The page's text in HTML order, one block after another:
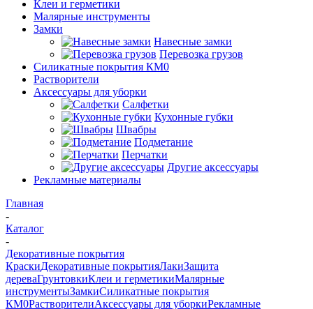
Клеи и герметики
Малярные инструменты
Замки
Навесные замки
Перевозка грузов
Силикатные покрытия КМ0
Растворители
Аксессуары для уборки
Салфетки
Кухонные губки
Швабры
Подметание
Перчатки
Другие аксессуары
Рекламные материалы
Главная
-
Каталог
-
Декоративные покрытия
КраскиДекоративные покрытияЛакиЗащита
дереваГрунтовкиКлеи и герметикиМалярные
инструментыЗамкиСиликатные покрытия
КМ0РастворителиАксессуары для уборкиРекламные